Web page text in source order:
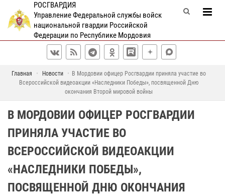
РОСГВАРДИЯ
Управление Федеральной службы войск
национальной гвардии Российской
Федерации по Республике Мордовия
Главная Новости
В Мордовии офицер Росгвардии приняла участие во
Всероссийской видеоакции «Наследники Победы», посвященной Дню
окончания Второй мировой войны
В МОРДОВИИ ОФИЦЕР РОСГВАРДИИ
ПРИНЯЛА УЧАСТИЕ ВО
ВСЕРОССИЙСКОЙ ВИДЕОАКЦИИ
«НАСЛЕДНИКИ ПОБЕДЫ»,
ПОСВЯЩЕННОЙ ДНЮ ОКОНЧАНИЯ